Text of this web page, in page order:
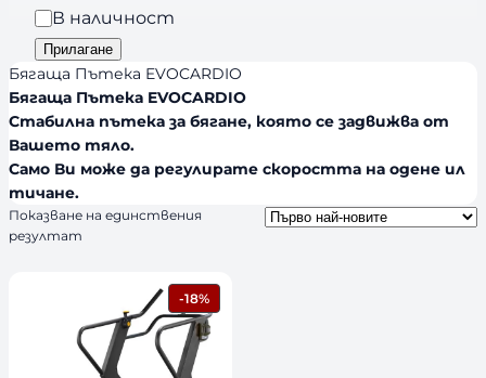
и
я
n
d
s
Н
а
л
и
ч
н
о
т
В наличност
Прилагане
Бягаща Пътека EVOCARDIO
Бягаща Пътека EVOCARDIO
Стабилна пътека за бягане, която се задвижва от
Вашето тяло.
Само Ви може да регулирате скоростта на одене ил
тичане.
Показване на единствения
резултат
-18%П
Р
О